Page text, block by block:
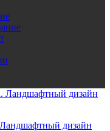
Ландшафтный дизайн
Ландшафтный дизайн